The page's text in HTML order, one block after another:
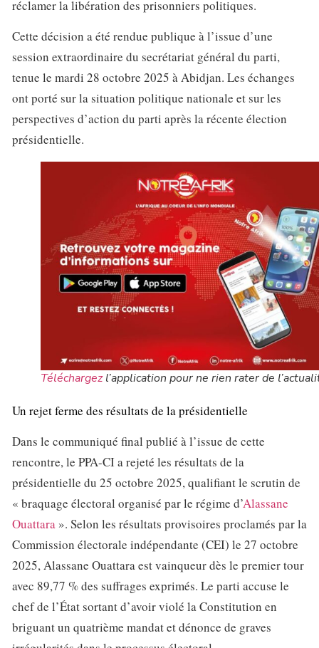
réclamer la libération des prisonniers politiques.
Cette décision a été rendue publique à l’issue d’une
session extraordinaire du secrétariat général du parti,
tenue le mardi 28 octobre 2025 à Abidjan. Les échanges
ont porté sur la situation politique nationale et sur les
perspectives d’action du parti après la récente élection
présidentielle.
Téléchargezl’application pour ne rien rater de
Un rejet ferme des résultats de la présidentielle
Dans le communiqué final publié à l’issue de cette
rencontre, le PPA-CI a rejeté les résultats de la
présidentielle du 25 octobre 2025, qualifiant le scrutin de
« braquage électoral organisé par le régime d’Alassane
Ouattara ». Selon les résultats provisoires proclamés par la
Commission électorale indépendante (CEI) le 27 octobre
2025, Alassane Ouattara est vainqueur dès le premier tour
avec 89,77 % des suffrages exprimés. Le parti accuse le
chef de l’État sortant d’avoir violé la Constitution en
briguant un quatrième mandat et dénonce de graves